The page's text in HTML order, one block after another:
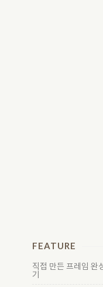
FEATURE
직접 만든 프레임 완
기